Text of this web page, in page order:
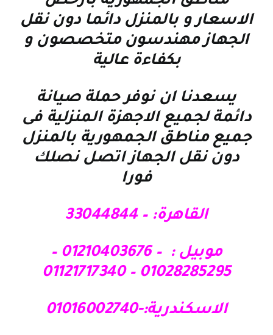
الاسعار و بالمنزل دائما دون نقل
الجهاز مهندسون متخصصون و
بكفاءة عالية
يسعدنا ان نوفر حملة صيانة
دائمة لجميع الاجهزة المنزلية فى
جميع مناطق الجمهورية بالمنزل
دون نقل الجهاز اتصل نصلك
فورا
القاهرة: – 33044844
موبيل : – 01210403676 –
01028285295 – 01121717340
الاسكندرية:-01016002740